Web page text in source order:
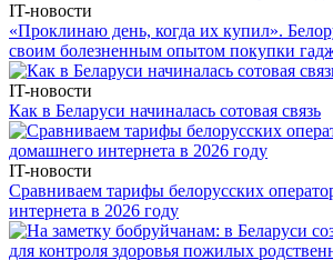
IT-новости
«Проклинаю день, когда их купил».
своим болезненным опытом покупки
IT-новости
Как в Беларуси начиналась сотовая связь
IT-новости
Сравниваем тарифы белорусских
интернета в 2026 году